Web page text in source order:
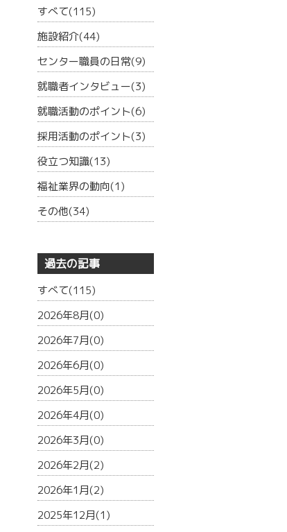
すべて(115)
施設紹介(44)
センター職員の日常(9)
就職者インタビュー(3)
就職活動のポイント(6)
採用活動のポイント(3)
役立つ知識(13)
福祉業界の動向(1)
その他(34)
過去の記事
すべて(115)
2026年8月(0)
2026年7月(0)
2026年6月(0)
2026年5月(0)
2026年4月(0)
2026年3月(0)
2026年2月(2)
2026年1月(2)
2025年12月(1)